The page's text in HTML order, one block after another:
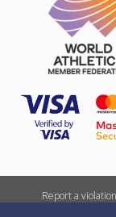
Report a violation